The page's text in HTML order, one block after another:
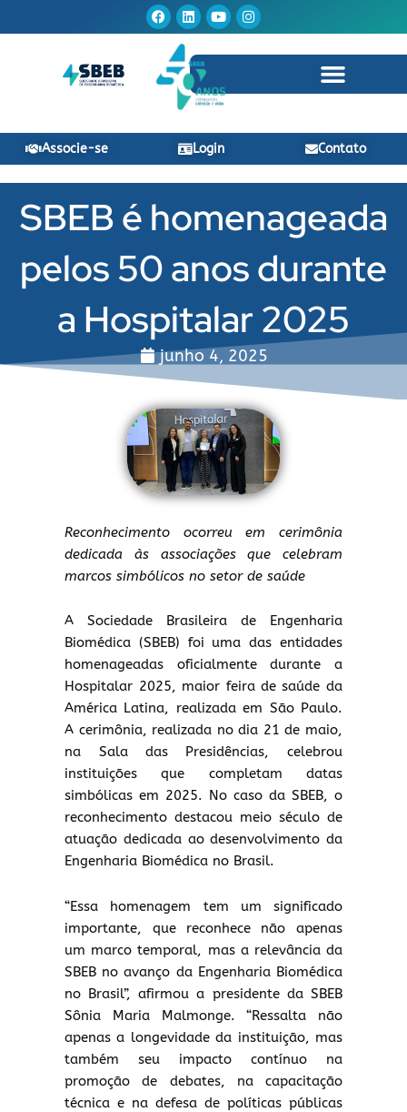
para
Facebook
LinkedinYoutubeInstagram
Associe-se Login Contato
SBEB é homenageada
pelos 50 anos durante
a Hospitalar 2025
junho 4, 2025
Reconhecimento ocorreu em cerimônia
dedicada às associações que celebram
marcos simbólicos no setor de saúde
A Sociedade Brasileira de Engenharia
Biomédica (SBEB) foi uma das entidades
homenageadas oficialmente durante a
Hospitalar 2025, maior feira de saúde da
América Latina, realizada em São Paulo.
A cerimônia, realizada no dia 21 de maio,
na Sala das Presidências, celebrou
instituições que completam datas
simbólicas em 2025. No caso da SBEB, o
reconhecimento destacou meio século de
atuação dedicada ao desenvolvimento da
Engenharia Biomédica no Brasil.
“Essa homenagem tem um significado
importante, que reconhece não apenas
um marco temporal, mas a relevância da
SBEB no avanço da Engenharia Biomédica
no Brasil”, afirmou a presidente da SBEB
Sônia Maria Malmonge. “Ressalta não
apenas a longevidade da instituição, mas
também seu impacto contínuo na
promoção de debates, na capacitação
técnica e na defesa de políticas públicas